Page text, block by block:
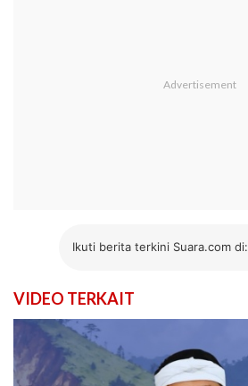
Ikuti berita terkini Suara.com di:
VIDEO TERKAIT